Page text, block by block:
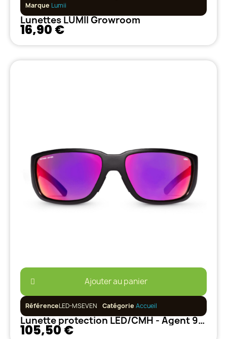
Marque Lumii
Lunettes LUMII Growroom
16,90 €
Ajouter au panier
RéférenceLED-MSEVEN Catégorie Accueil
Lunette protection LED/CMH - Agent 939 FX
105,50 €